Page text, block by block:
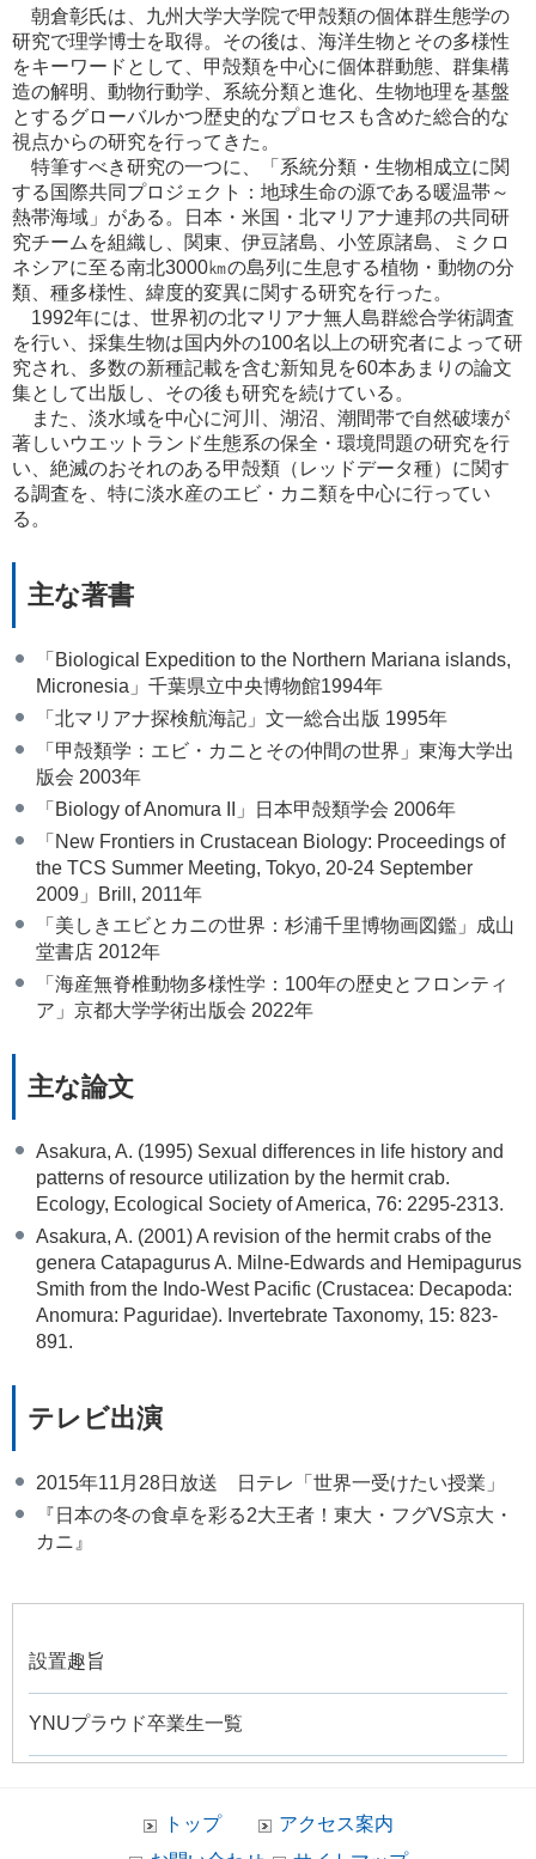
朝倉彰氏は、九州大学大学院で甲殻類の個体群生態学の
研究で理学博士を取得。その後は、海洋生物とその多様性
をキーワードとして、甲殻類を中心に個体群動態、群集構
造の解明、動物行動学、系統分類と進化、生物地理を基盤
とするグローバルかつ歴史的なプロセスも含めた総合的な
視点からの研究を行ってきた。
特筆すべき研究の一つに、「系統分類・生物相成立に関
する国際共同プロジェクト：地球生命の源である暖温帯～
熱帯海域」がある。日本・米国・北マリアナ連邦の共同研
究チームを組織し、関東、伊豆諸島、小笠原諸島、ミクロ
ネシアに至る南北3000㎞の島列に生息する植物・動物の分
類、種多様性、緯度的変異に関する研究を行った。
1992年には、世界初の北マリアナ無人島群総合学術調査
を行い、採集生物は国内外の100名以上の研究者によって研
究され、多数の新種記載を含む新知見を60本あまりの論文
集として出版し、その後も研究を続けている。
また、淡水域を中心に河川、湖沼、潮間帯で自然破壊が
著しいウエットランド生態系の保全・環境問題の研究を行
い、絶滅のおそれのある甲殻類（レッドデータ種）に関す
る調査を、特に淡水産のエビ・カニ類を中心に行ってい
る。
主な著書
「Biological Expedition to the Northern Mariana islands,
Micronesia」千葉県立中央博物館1994年
「北マリアナ探検航海記」文一総合出版 1995年
「甲殻類学：エビ・カニとその仲間の世界」東海大学出
版会 2003年
「Biology of Anomura II」日本甲殻類学会 2006年
「New Frontiers in Crustacean Biology: Proceedings of
the TCS Summer Meeting, Tokyo, 20-24 September
2009」Brill, 2011年
「美しきエビとカニの世界：杉浦千里博物画図鑑」成山
堂書店 2012年
「海産無脊椎動物多様性学：100年の歴史とフロンティ
ア」京都大学学術出版会 2022年
主な論文
Asakura, A. (1995) Sexual differences in life history and
patterns of resource utilization by the hermit crab.
Ecology, Ecological Society of America, 76: 2295-2313.
Asakura, A. (2001) A revision of the hermit crabs of the
genera Catapagurus A. Milne-Edwards and Hemipagurus
Smith from the Indo-West Pacific (Crustacea: Decapoda:
Anomura: Paguridae). Invertebrate Taxonomy, 15: 823-
891.
テレビ出演
2015年11月28日放送 日テレ「世界一受けたい授業」
『日本の冬の食卓を彩る2大王者！東大・フグVS京大・
カニ』
設置趣旨
YNUプラウド卒業生一覧
トップ
アクセス案内